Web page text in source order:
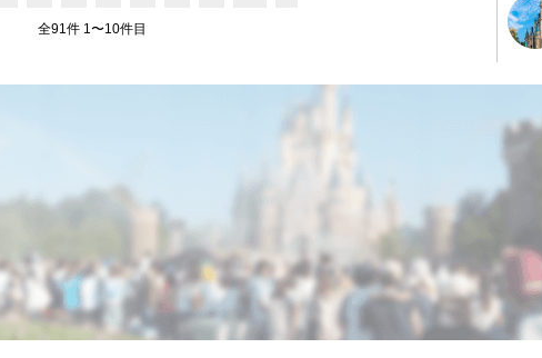
全91件 1〜10件目